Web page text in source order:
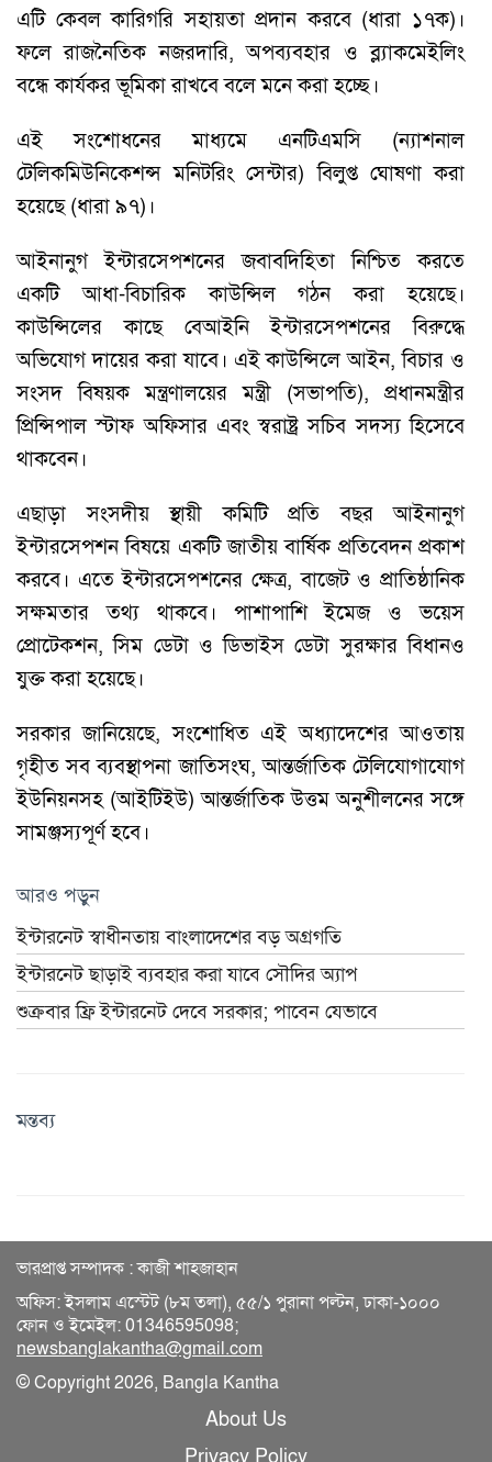
এটি কেবল কারিগরি সহায়তা প্রদান করবে (ধারা ১৭ক)।
ফলে রাজনৈতিক নজরদারি, অপব্যবহার ও ব্ল্যাকমেইলিং
বন্ধে কার্যকর ভূমিকা রাখবে বলে মনে করা হচ্ছে।
এই সংশোধনের মাধ্যমে এনটিএমসি (ন্যাশনাল
টেলিকমিউনিকেশন্স মনিটরিং সেন্টার) বিলুপ্ত ঘোষণা করা
হয়েছে (ধারা ৯৭)।
আইনানুগ ইন্টারসেপশনের জবাবদিহিতা নিশ্চিত করতে
একটি আধা-বিচারিক কাউন্সিল গঠন করা হয়েছে।
কাউন্সিলের কাছে বেআইনি ইন্টারসেপশনের বিরুদ্ধে
অভিযোগ দায়ের করা যাবে। এই কাউন্সিলে আইন, বিচার ও
সংসদ বিষয়ক মন্ত্রণালয়ের মন্ত্রী (সভাপতি), প্রধানমন্ত্রীর
প্রিন্সিপাল স্টাফ অফিসার এবং স্বরাষ্ট্র সচিব সদস্য হিসেবে
থাকবেন।
এছাড়া সংসদীয় স্থায়ী কমিটি প্রতি বছর আইনানুগ
ইন্টারসেপশন বিষয়ে একটি জাতীয় বার্ষিক প্রতিবেদন প্রকাশ
করবে। এতে ইন্টারসেপশনের ক্ষেত্র, বাজেট ও প্রাতিষ্ঠানিক
সক্ষমতার তথ্য থাকবে। পাশাপাশি ইমেজ ও ভয়েস
প্রোটেকশন, সিম ডেটা ও ডিভাইস ডেটা সুরক্ষার বিধানও
যুক্ত করা হয়েছে।
সরকার জানিয়েছে, সংশোধিত এই অধ্যাদেশের আওতায়
গৃহীত সব ব্যবস্থাপনা জাতিসংঘ, আন্তর্জাতিক টেলিযোগাযোগ
ইউনিয়নসহ (আইটিইউ) আন্তর্জাতিক উত্তম অনুশীলনের সঙ্গে
সামঞ্জস্যপূর্ণ হবে।
আরও পড়ুন
ইন্টারনেট স্বাধীনতায় বাংলাদেশের বড় অগ্রগতি
ইন্টারনেট ছাড়াই ব্যবহার করা যাবে সৌদির অ্যাপ
শুক্রবার ফ্রি ইন্টারনেট দেবে সরকার; পাবেন যেভাবে
মন্তব্য
ভারপ্রাপ্ত সম্পাদক : কাজী শাহজাহান
অফিস: ইসলাম এস্টেট (৮ম তলা), ৫৫/১ পুরানা পল্টন, ঢাকা-১০০০
ফোন ও ইমেইল: 01346595098;
newsbanglakantha@gmail.com
© Copyright 2026, Bangla Kantha
About Us
Privacy Policy